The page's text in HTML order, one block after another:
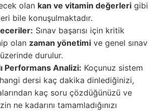
olan kan ve vitamin değerlerigibi
bile konuşulmaktadır.
Sınav başarısı için kritik
olan zaman yönetimive genel sınav
durulur.
Performans Analizi: Koçunuz sistem
dersi kaç dakika dinlediğinizi,
kaç soru çözdüğünüzü ve
ne kadarını tamamladığınızı